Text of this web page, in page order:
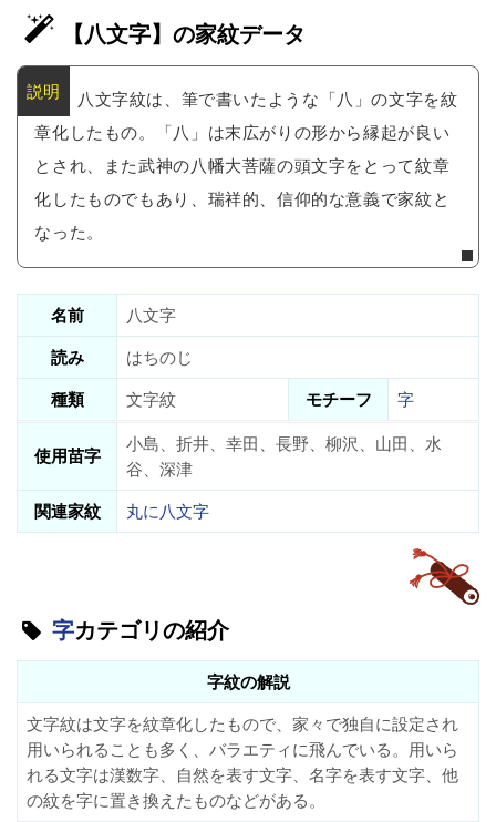
【八文字】の家紋データ
八文字紋は、筆で書いたような「八」の文字を紋
章化したもの。「八」は末広がりの形から縁起が良い
とされ、また武神の八幡大菩薩の頭文字をとって紋章
化したものでもあり、瑞祥的、信仰的な意義で家紋と
なった。
名前
八文字
読み
はちのじ
種類
文字紋 モチーフ 字
使用苗字
小島、折井、幸田、長野、柳沢、山田、水
谷、深津
関連家紋
丸に八文字
字カテゴリの紹介
字紋の解説
文字紋は文字を紋章化したもので、家々で独自に設定され
用いられることも多く、バラエティに飛んでいる。用いら
れる文字は漢数字、自然を表す文字、名字を表す文字、他
の紋を字に置き換えたものなどがある。